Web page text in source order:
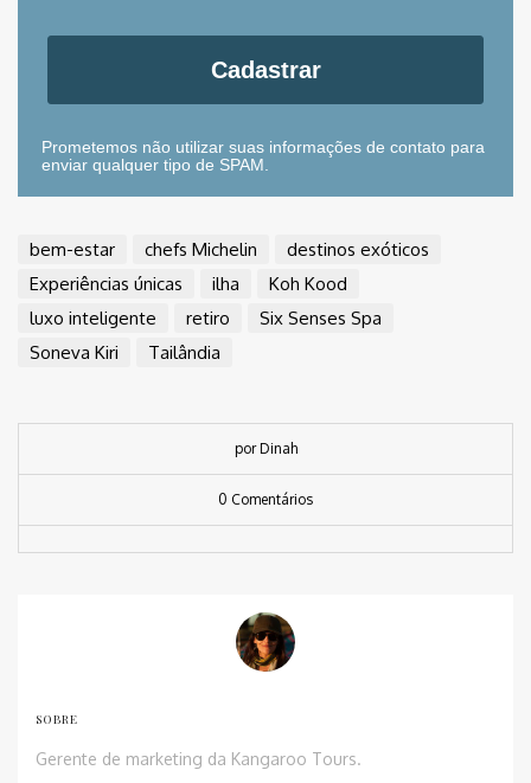
Cadastrar
Prometemos não utilizar suas informações de contato para
enviar qualquer tipo de SPAM.
bem-estar chefs Michelin
destinos exóticos
Experiências únicas
ilha
Koh Kood
luxo inteligente
retiro
Six Senses Spa
Soneva Kiri
Tailândia
por Dinah
0 Comentários
SOBRE
Gerente de marketing da Kangaroo Tours.